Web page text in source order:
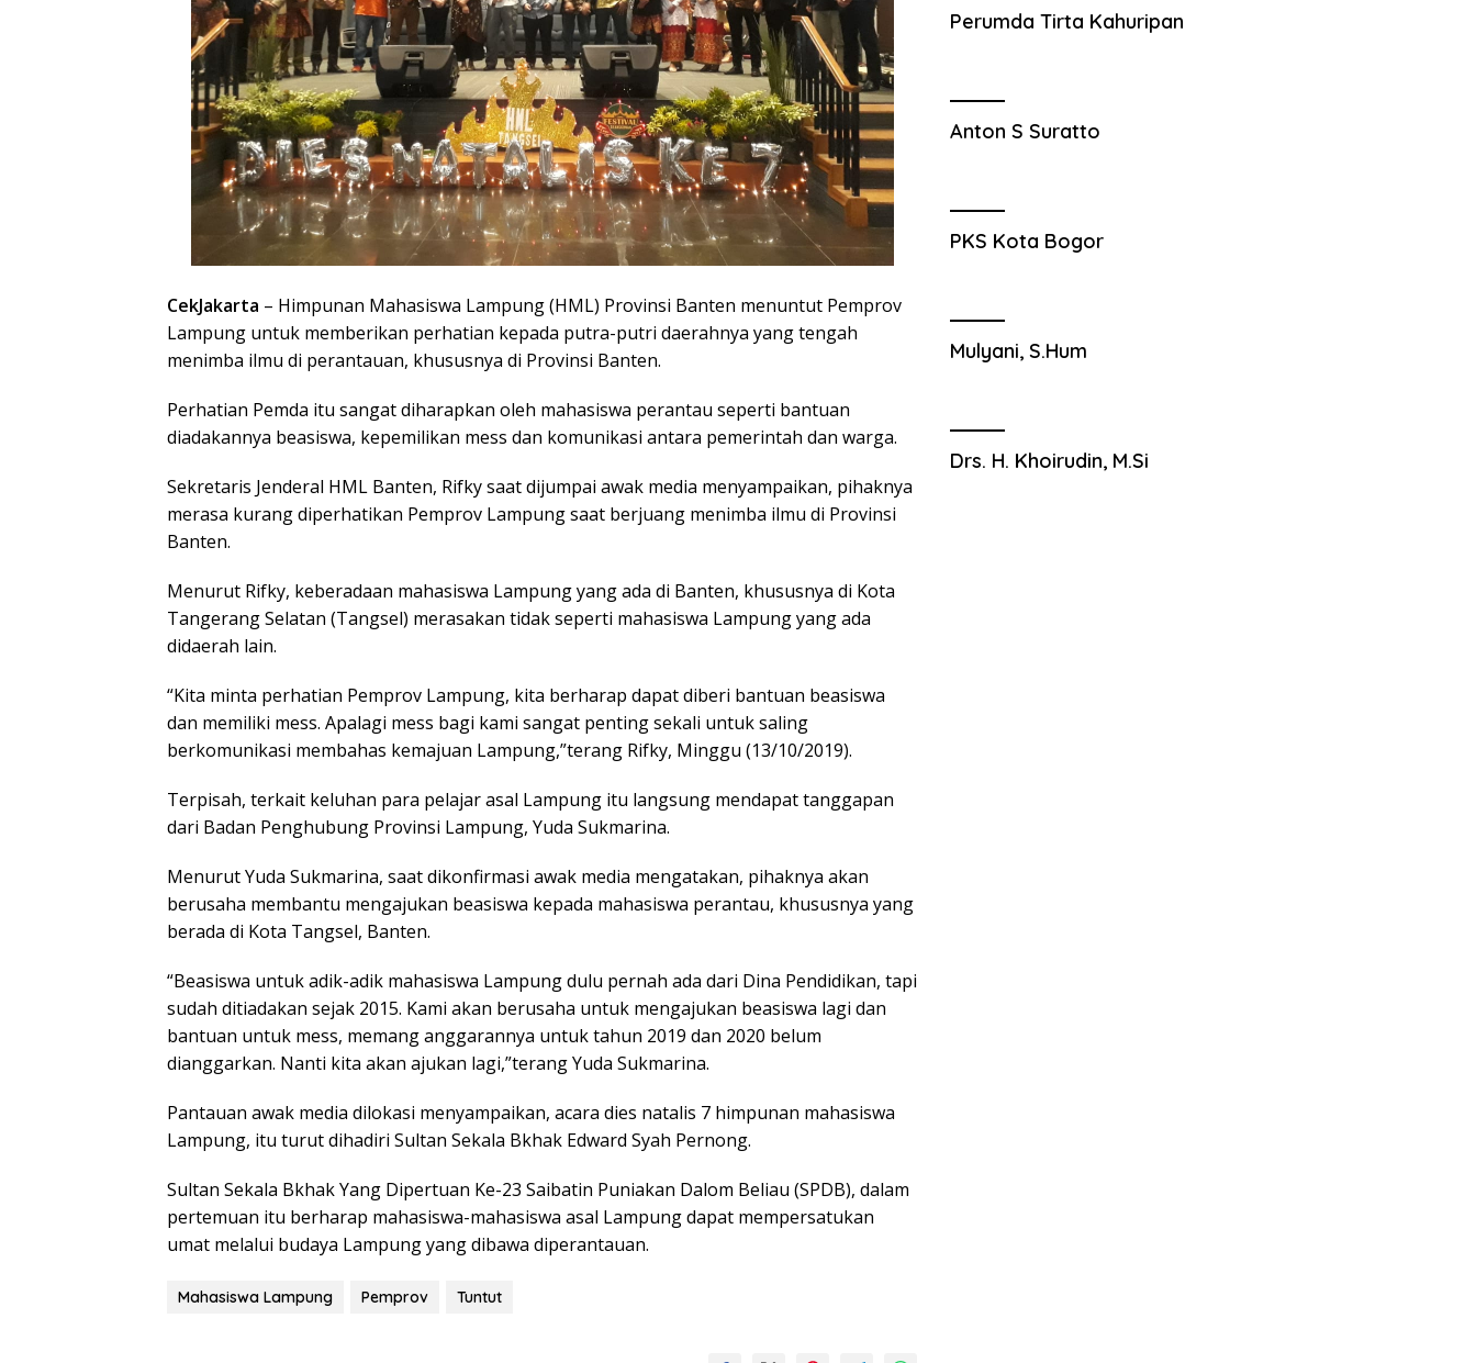
CekJakarta – Himpunan Mahasiswa Lampung (HML) Provinsi Banten menuntut Pemprov
Lampung untuk memberikan perhatian kepada putra-putri daerahnya yang tengah
menimba ilmu di perantauan, khususnya di Provinsi Banten.
Perhatian Pemda itu sangat diharapkan oleh mahasiswa perantau seperti bantuan
diadakannya beasiswa, kepemilikan mess dan komunikasi antara pemerintah dan warga.
Sekretaris Jenderal HML Banten, Rifky saat dijumpai awak media menyampaikan, pihaknya
merasa kurang diperhatikan Pemprov Lampung saat berjuang menimba ilmu di Provinsi
Banten.
Menurut Rifky, keberadaan mahasiswa Lampung yang ada di Banten, khususnya di Kota
Tangerang Selatan (Tangsel) merasakan tidak seperti mahasiswa Lampung yang ada
didaerah lain.
“Kita minta perhatian Pemprov Lampung, kita berharap dapat diberi bantuan beasiswa
dan memiliki mess. Apalagi mess bagi kami sangat penting sekali untuk saling
berkomunikasi membahas kemajuan Lampung,”terang Rifky, Minggu (13/10/2019).
Terpisah, terkait keluhan para pelajar asal Lampung itu langsung mendapat tanggapan
dari Badan Penghubung Provinsi Lampung, Yuda Sukmarina.
Menurut Yuda Sukmarina, saat dikonfirmasi awak media mengatakan, pihaknya akan
berusaha membantu mengajukan beasiswa kepada mahasiswa perantau, khususnya yang
berada di Kota Tangsel, Banten.
“Beasiswa untuk adik-adik mahasiswa Lampung dulu pernah ada dari Dina Pendidikan, tapi
sudah ditiadakan sejak 2015. Kami akan berusaha untuk mengajukan beasiswa lagi dan
bantuan untuk mess, memang anggarannya untuk tahun 2019 dan 2020 belum
dianggarkan. Nanti kita akan ajukan lagi,”terang Yuda Sukmarina.
Pantauan awak media dilokasi menyampaikan, acara dies natalis 7 himpunan mahasiswa
Lampung, itu turut dihadiri Sultan Sekala Bkhak Edward Syah Pernong.
Sultan Sekala Bkhak Yang Dipertuan Ke-23 Saibatin Puniakan Dalom Beliau (SPDB), dalam
pertemuan itu berharap mahasiswa-mahasiswa asal Lampung dapat mempersatukan
umat melalui budaya Lampung yang dibawa diperantauan.
Mahasiswa Lampung Pemprov Tuntut
Perumda Tirta Kahuripan
Anton S Suratto
PKS Kota Bogor
Mulyani, S.Hum
Drs. H. Khoirudin, M.Si